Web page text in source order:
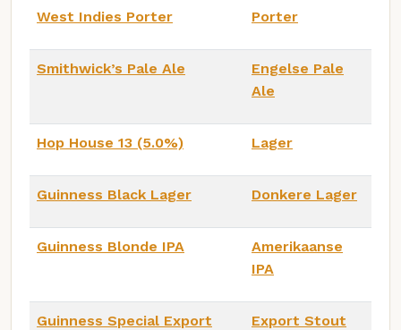
West Indies Porter Porter
Smithwick’s Pale Ale
Engelse Pale
Ale
Hop House 13 (5.0%) Lager
Guinness Black Lager Donkere Lager
Guinness Blonde IPA
Amerikaanse
IPA
Guinness Special Export Export Stout